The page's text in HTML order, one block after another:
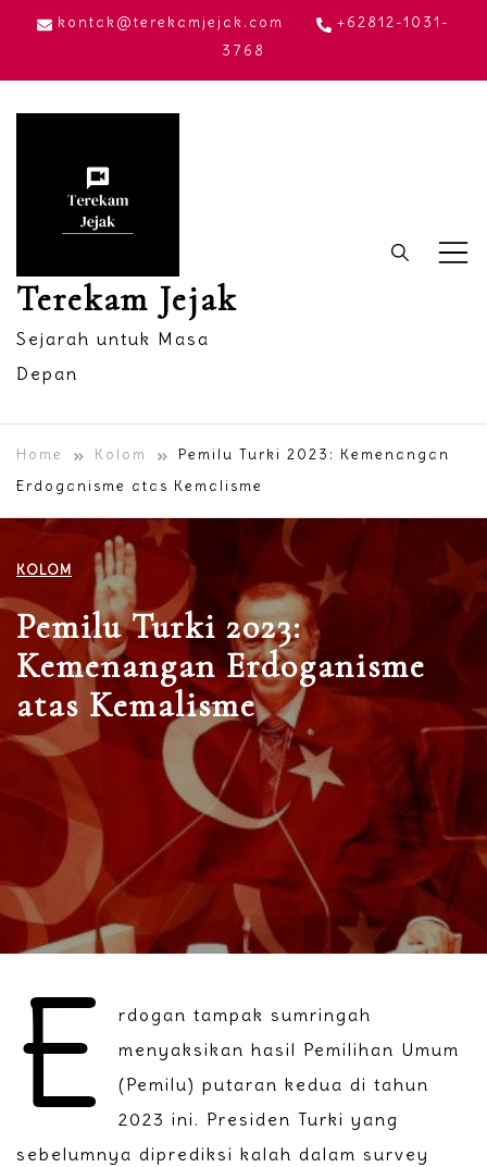
Skip
content
kontak@terekamjejak.com
+62812-1031-
3768
Terekam Jejak
Sejarah untuk Masa
Depan
Home Kolom
Pemilu Turki 2023: Kemenangan
Erdoganisme atas Kemalisme
KOLOM
Pemilu Turki 2023:
Kemenangan Erdoganisme
atas Kemalisme
E
rdogan tampak sumringah
menyaksikan hasil Pemilihan Umum
(Pemilu) putaran kedua di tahun
2023 ini. Presiden Turki yang
sebelumnya diprediksi kalah dalam survey